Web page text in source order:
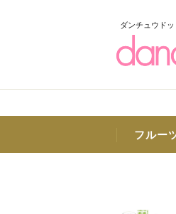
ダンチュウド
フルー